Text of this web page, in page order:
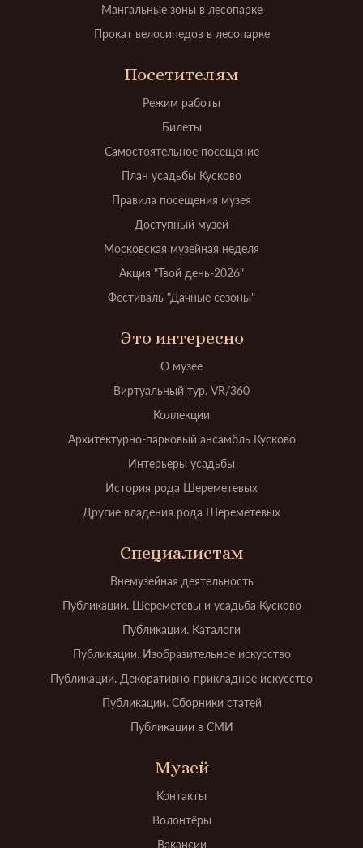
Мангальные зоны в лесопарке
Прокат велосипедов в лесопарке
Посетителям
Режим работы
Билеты
Самостоятельное посещение
План усадьбы Кусково
Правила посещения музея
Доступный музей
Московская музейная неделя
Акция "Твой день-2026"
Фестиваль "Дачные сезоны"
Это интересно
О музее
Виртуальный тур. VR/360
Коллекции
Архитектурно-парковый ансамбль Кусково
Интерьеры усадьбы
История рода Шереметевых
Другие владения рода Шереметевых
Специалистам
Внемузейная деятельность
Публикации. Шереметевы и усадьба Кусково
Публикации. Каталоги
Публикации. Изобразительное искусство
Публикации. Декоративно-прикладное искусство
Публикации. Сборники статей
Публикации в СМИ
Музей
Контакты
Волонтёры
Вакансии